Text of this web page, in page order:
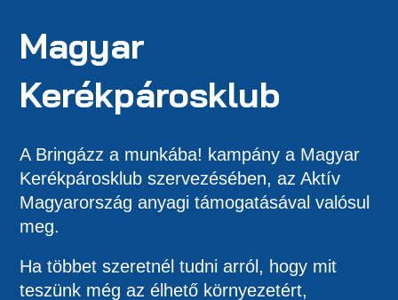
Magyar
Kerékpárosklub
A Bringázz a munkába! kampány a Magyar
Kerékpárosklub szervezésében, az Aktív
Magyarország anyagi támogatásával valósul
meg.
Ha többet szeretnél tudni arról, hogy mit
teszünk még az élhető környezetért,